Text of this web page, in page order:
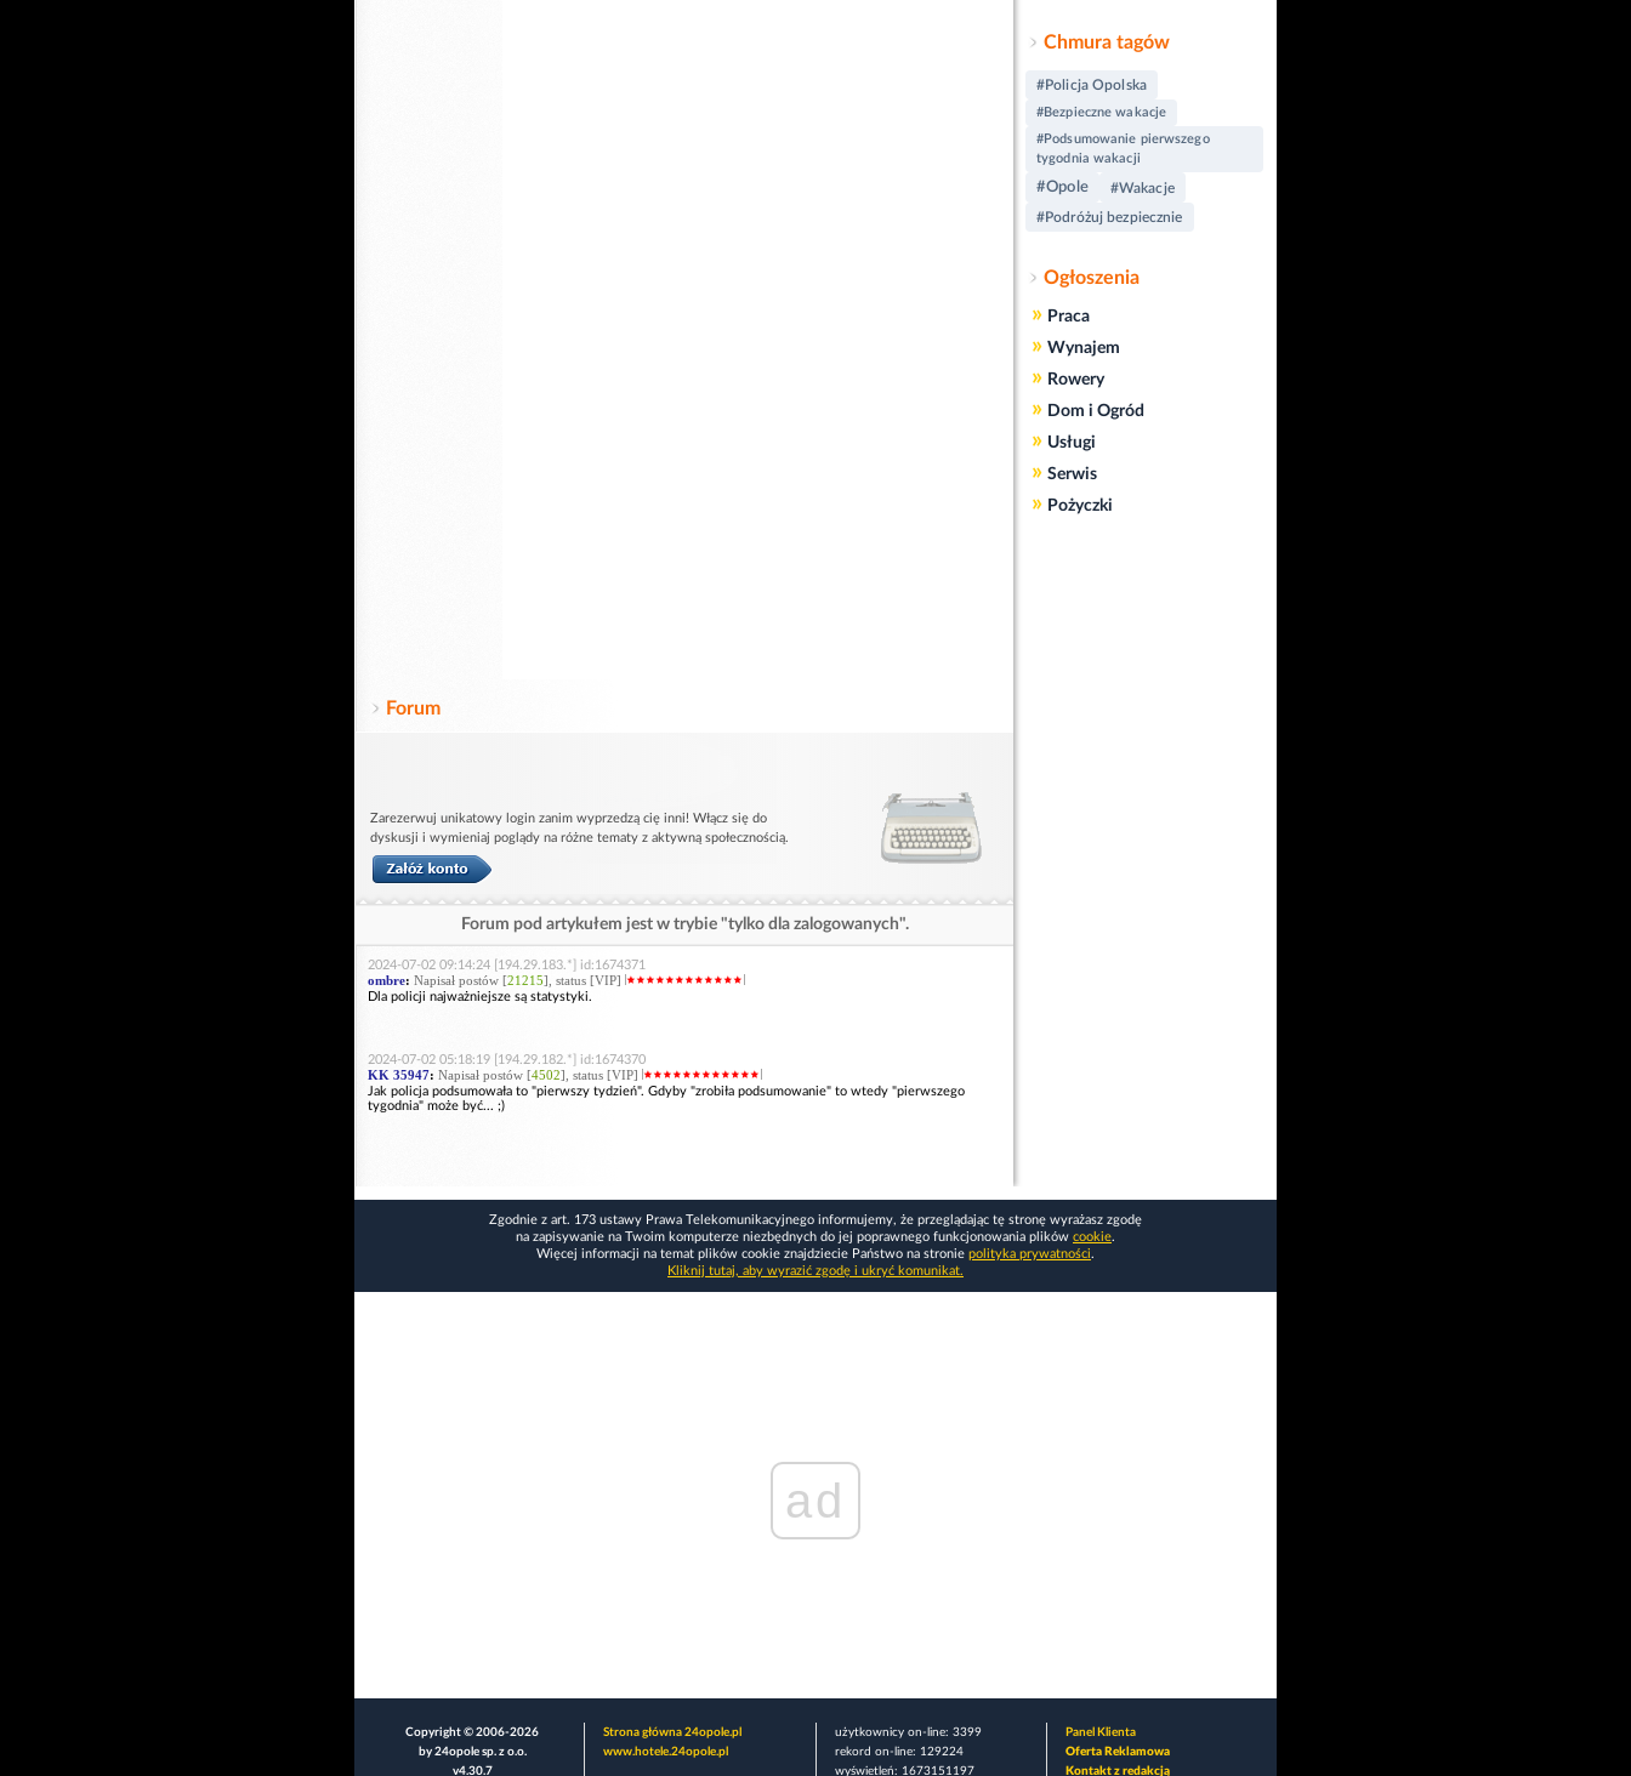
Forum
Zarezerwuj unikatowy login zanim wyprzedzą cię inni! Włącz się do
dyskusji i wymieniaj poglądy na różne tematy z aktywną społecznością.
Forum pod artykułem jest w trybie "tylko dla zalogowanych".
2024-07-02 09:14:24 [194.29.183.*] id:1674371
ombre: Napisał postów [21215], status [VIP]
Dla policji najważniejsze są statystyki.
2024-07-02 05:18:19 [194.29.182.*] id:1674370
KK 35947: Napisał postów [4502], status [VIP]
Jak policja podsumowała to "pierwszy tydzień". Gdyby "zrobiła podsumowanie" to wtedy "pierwszego
tygodnia" może być... ;)
Chmura tagów
#Policja Opolska
#Bezpieczne wakacje
#Podsumowanie pierwszego
tygodnia wakacji
#Opole #Wakacje
#Podróżuj bezpiecznie
Ogłoszenia
» Praca
» Wynajem
» Rowery
» Dom i Ogród
» Usługi
» Serwis
» Pożyczki
Zgodnie z art. 173 ustawy Prawa Telekomunikacyjnego informujemy, że przeglądając tę stronę wyrażasz zgodę
na zapisywanie na Twoim komputerze niezbędnych do jej poprawnego funkcjonowania plików cookie.
Więcej informacji na temat plików cookie znajdziecie Państwo na stronie polityka prywatności.
Kliknij tutaj, aby wyrazić zgodę i ukryć komunikat.
ad
Copyright © 2006-2026
by 24opole sp. z o.o.
v4.30.7
Strona główna 24opole.pl
www.hotele.24opole.pl
użytkownicy on-line: 3399
rekord on-line: 129224
wyświetleń: 1673151197
Panel Klienta
Oferta Reklamowa
Kontakt z redakcją